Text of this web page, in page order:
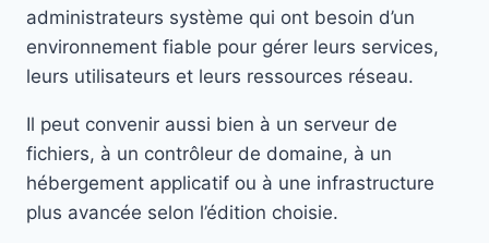
administrateurs système qui ont besoin d’un
environnement fiable pour gérer leurs services,
leurs utilisateurs et leurs ressources réseau.
Il peut convenir aussi bien à un serveur de
fichiers, à un contrôleur de domaine, à un
hébergement applicatif ou à une infrastructure
plus avancée selon l’édition choisie.